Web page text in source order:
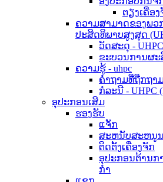
ຕຽງເຄື່ອງ
ຄວາມສາມາດຂອງພ
ປະສິດທິພາບສູງສຸດ
ວັດສະດຸ - UHPC
ຂະບວນການຜະ
ຄວາມຮູ້ - uhpc
ຄຳຖາມທີ່ຖືກຖາມ
ກໍລະນີ - UHPC
ອຸປະກອນເສີມ
ຮອງຮັບ
ແຈັກ
ສະຫນັບສະຫນູ
ຕິດຕັ້ງເຄື່ອງຈັກ
ອຸປະກອນຕ້ານກ
ກໍາ